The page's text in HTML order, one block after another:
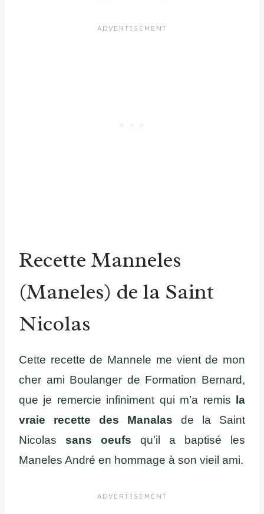
Recette Manneles
(Maneles) de la Saint
Nicolas
Cette recette de Mannele me vient de mon
cher ami Boulanger de Formation Bernard,
que je remercie infiniment qui m’a remis la
vraie recette des Manalas de la Saint
Nicolas sans oeufs qu’il a baptisé les
Maneles André en hommage à son vieil ami.